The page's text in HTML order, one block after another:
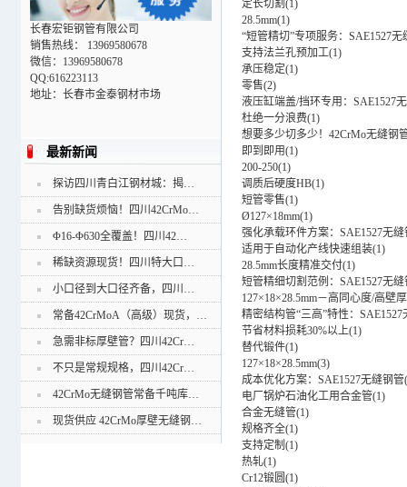
定长切割 (1)
28.5mm(1)
“短管精切”专项服务：SAE1527无
支持法兰孔预加工(1)
承压稳定(1)
零售(2)
液压缸端盖/挡环专用：SAE1527
杜绝一分浪费(1)
想要多少切多少！42CrMo无缝钢
即到即用(1)
200-250(1)
调质后硬度HB(1)
短管零售(1)
Ø127×18mm(1)
强化承载环件方案：SAE1527无缝
适用于自动化产线快速组装(1)
28.5mm长度精准交付(1)
短管精细切割范例：SAE1527无缝
127×18×28.5mm－高同心度/高壁
精密结构管“三高”特性：SAE1527
节省材料损耗30%以上(1)
替代锻件(1)
127×18×28.5mm(3)
成本优化方案：SAE1527无缝钢管(
电厂锅炉石油化工用合金管(1)
合金无缝管(1)
规格齐全(1)
支持定制 (1)
热轧(1)
Cr12锻圆(1)
长春宏钜钢管有限公司
销售热线： 13969580678
微信：13969580678
QQ:616223113
地址：长春市金泰钢材市场
最新新闻
探访四川青白江钢材城：揭…
告别缺货烦恼！四川42CrMo…
Φ16-Φ630全覆盖！四川42…
稀缺资源现货！四川特大口…
小口径到大口径齐备，四川…
常备42CrMoA（高级）现货，…
急需非标厚壁管？四川42Cr…
不只是常规规格，四川42Cr…
42CrMo无缝钢管常备千吨库…
现货供应 42CrMo厚壁无缝钢…